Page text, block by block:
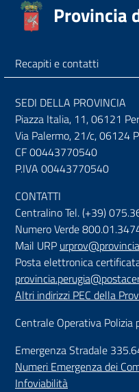
Provincia
Recapiti e contatti
SEDI DELLA PROVINCIA
Piazza Italia, 11, 06121
Via Palermo, 21/c, 06124
CF 00443770540
P.IVA 00443770540
CONTATTI
Centralino Tel. (+39)
Numero Verde
Mail URP
Posta elettronica
Altri indirizzi PEC della
Centrale Operativa
Emergenza Stradale
Numeri Emergenza dei
Infoviabilità